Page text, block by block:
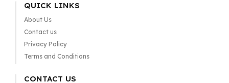
QUICK LINKS
About Us
Contact us
Privacy Policy
Terms and Conditions
CONTACT US